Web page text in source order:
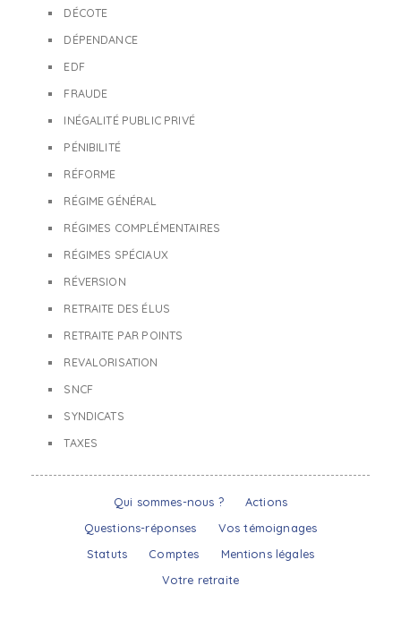
DÉCOTE
DÉPENDANCE
EDF
FRAUDE
INÉGALITÉ PUBLIC PRIVÉ
PÉNIBILITÉ
RÉFORME
RÉGIME GÉNÉRAL
RÉGIMES COMPLÉMENTAIRES
RÉGIMES SPÉCIAUX
RÉVERSION
RETRAITE DES ÉLUS
RETRAITE PAR POINTS
REVALORISATION
SNCF
SYNDICATS
TAXES
Qui sommes-nous ?
Actions
Questions-réponses
Vos témoignages
Statuts
Comptes
Mentions légales
Votre retraite